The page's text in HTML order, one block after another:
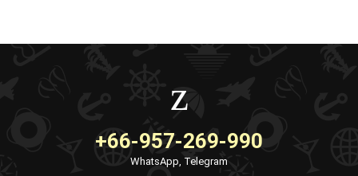
+66-957-269-990
WhatsApp, Telegram